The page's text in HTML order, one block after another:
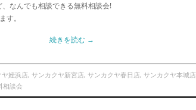
なんでも相談できる無料相談会!
す。
続きを読む →
姪浜店, サンカクヤ新宮店, サンカクヤ春日店, サンカクヤ本城店
相談会